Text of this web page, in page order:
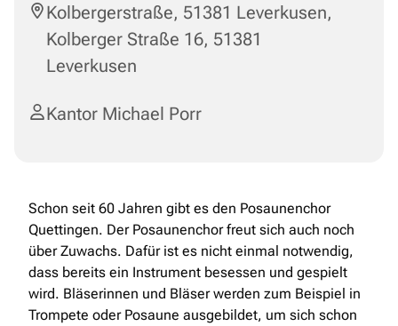
Kolbergerstraße, 51381 Leverkusen,
Kolberger Straße 16, 51381
Leverkusen
Kantor Michael Porr
Schon seit 60 Jahren gibt es den Posaunenchor
Quettingen. Der Posaunenchor freut sich auch noch
über Zuwachs. Dafür ist es nicht einmal notwendig,
dass bereits ein Instrument besessen und gespielt
wird. Bläserinnen und Bläser werden zum Beispiel in
Trompete oder Posaune ausgebildet, um sich schon